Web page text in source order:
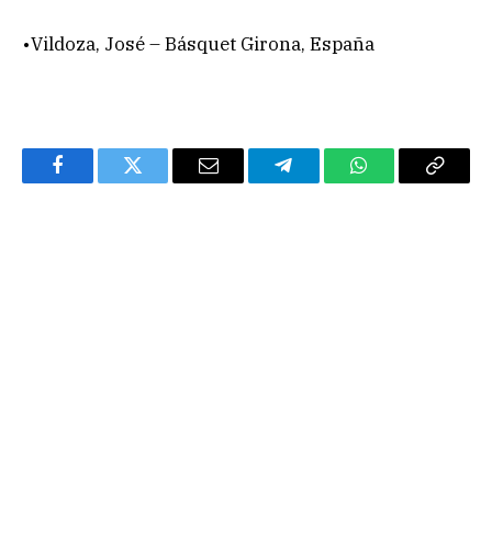
•Vildoza, José – Básquet Girona, España
FacebookTwitter Email TelegramWhatsAppCopy